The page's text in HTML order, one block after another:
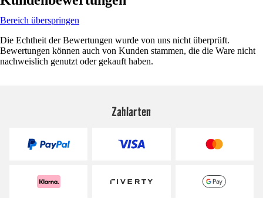
Bereich überspringen
Die Echtheit der Bewertungen wurde von uns nicht überprüft.
Bewertungen können auch von Kunden stammen, die die Ware nicht
nachweislich genutzt oder gekauft haben.
Zahlarten